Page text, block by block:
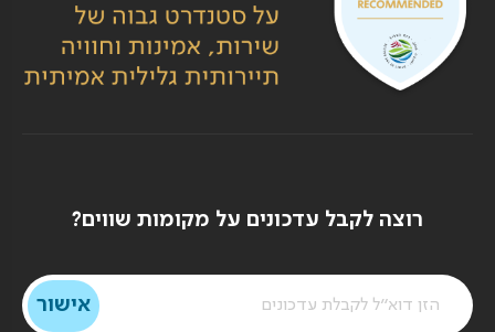
רוצה לקבל עדכונים על מקומות שווים?